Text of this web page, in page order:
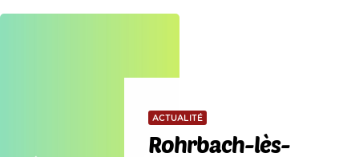
ACTUALITÉ
Rohrbach-lès-